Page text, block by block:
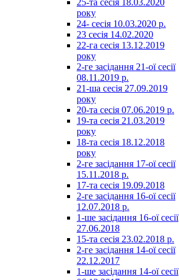
25-та сесія 18.03.2020
року
24- сесія 10.03.2020 р.
23 сесія 14.02.2020
22-га сесія 13.12.2019
року
2-ге засідання 21-ої сесії
08.11.2019 р.
21-ша сесія 27.09.2019
року
20-та сесія 07.06.2019 р.
19-та сесія 21.03.2019
року
18-та сесія 18.12.2018
року
2-ге засідання 17-ої сесії
15.11.2018 р.
17-та сесія 19.09.2018
2-ге засідання 16-ої сесії
12.07.2018 р.
1-ше засідання 16-ої сесії
27.06.2018
15-та сесія 23.02.2018 р.
2-ге засідання 14-ої сесії
22.12.2017
1-ше засідання 14-ої сесії